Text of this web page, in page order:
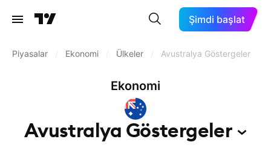
Şimdi başlat
Piyasalar Ekonomi Ülkeler Avustralya Göstergeler
Ekonomi
Avustralya Göstergeler